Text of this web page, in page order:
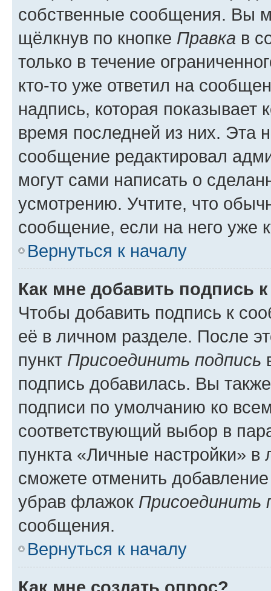
собственные сообщения. Вы
щёлкнув по кнопке Правка в
только в течение
кто-то уже ответил на
надпись, которая показывает
время последней из них. Эта
сообщение редактировал
могут сами написать о
усмотрению. Учтите, что
сообщение, если на него уже
Вернуться к началу
Как мне добавить подпись
Чтобы добавить подпись к
её в личном разделе. После
пункт Присоединить подпись
подпись добавилась. Вы
подписи по умолчанию ко
соответствующий выбор в
пункта «Личные настройки»
сможете отменить
убрав флажок Присоединить
сообщения.
Вернуться к началу